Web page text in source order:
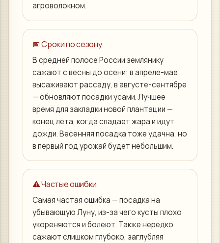
агроволокном.
📅 Сроки по сезону
В средней полосе России землянику
сажают с весны до осени: в апреле-мае
высаживают рассаду, в августе-сентябре
— обновляют посадки усами. Лучшее
время для закладки новой плантации —
конец лета, когда спадает жара и идут
дожди. Весенняя посадка тоже удачна, но
в первый год урожай будет небольшим.
⚠️ Частые ошибки
Самая частая ошибка — посадка на
убывающую Луну, из-за чего кусты плохо
укореняются и болеют. Также нередко
сажают слишком глубоко, заглубляя